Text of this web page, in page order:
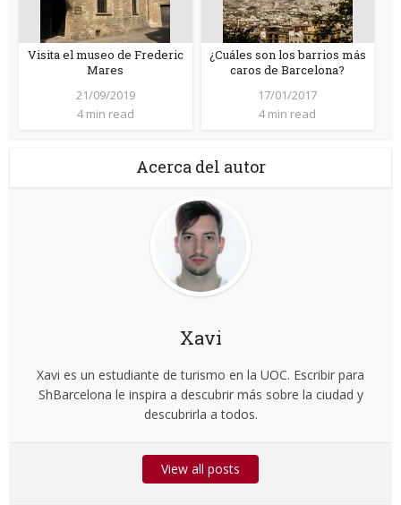
Visita el museo de Frederic
Mares
21/09/2019
4 min read
¿Cuáles son los barrios más
caros de Barcelona?
17/01/2017
4 min read
Acerca del autor
Xavi
Xavi es un estudiante de turismo en la UOC. Escribir para
ShBarcelona le inspira a descubrir más sobre la ciudad y
descubrirla a todos.
View all posts